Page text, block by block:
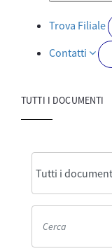
Trova Filiale
Contatti
TUTTI I DOCUMENTI